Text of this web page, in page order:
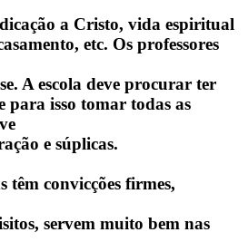
a Cristo, vida espiritual
etc. Os professores
A escola deve procurar ter
para isso tomar todas as
e súplicas.
têm convicções firmes,
servem muito bem nas